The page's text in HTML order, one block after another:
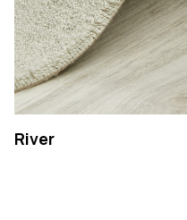
River